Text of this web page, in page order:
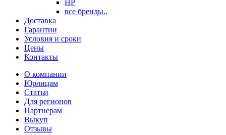
HP
все бренды..
Доставка
Гарантии
Условия и сроки
Цены
Контакты
О компании
Юрлицам
Статьи
Для регионов
Партнерам
Выкуп
Отзывы